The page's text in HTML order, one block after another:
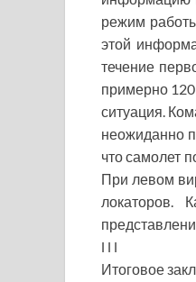
режим
этой
течение
примерно
ситуация.
неожиданно
что самолет
При левом
локаторов.
l l l
Итоговое